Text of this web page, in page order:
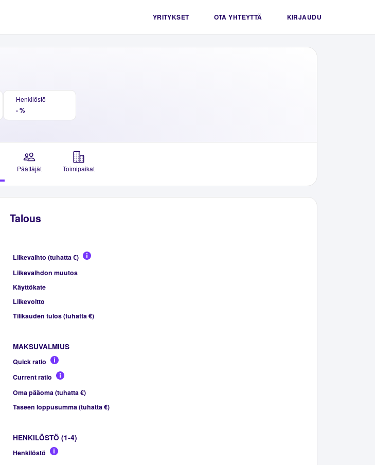
YRITYKSET OTA YHTEYTTÄ KIRJAUDU
Henkilöstö
- %
Päättäjät Toimipaikat
Talous
Liikevaihto (tuhatta €)
Liikevaihdon muutos
Käyttökate
Liikevoitto
Tilikauden tulos (tuhatta €)
MAKSUVALMIUS
Quick ratio
Current ratio
Oma pääoma (tuhatta €)
Taseen loppusumma (tuhatta €)
HENKILÖSTÖ (1-4)
Henkilöstö